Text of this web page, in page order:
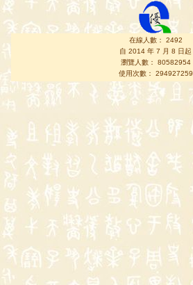
在線人數： 2492
自 2014 年 7 月 8 日起
瀏覽人數： 80582954
使用次數： 294927259